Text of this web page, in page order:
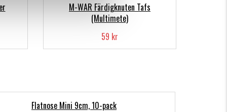
M-WAR Färdigknuten Tafs
(Multimete)
59 kr
Flatnose Mini 9cm, 10-pack